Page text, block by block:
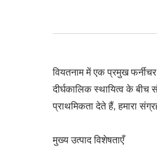
वियतनाम में एक प्रमुख
दीर्घकालिक स्थायित्व के
प्राथमिकता देते हैं, हमारा
मुख्य उत्पाद विशेषताएँ